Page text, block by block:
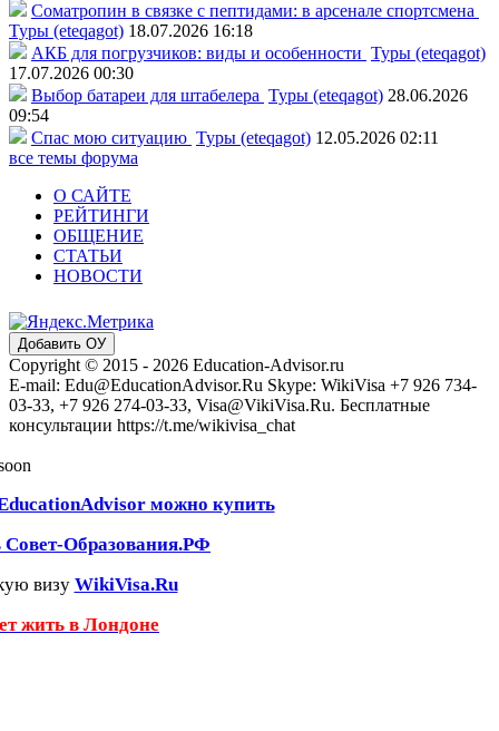
Соматропин в связке с пептидами: в арсенале спортсмена
Туры (eteqagot) 18.07.2026 16:18
АКБ для погрузчиков: виды и особенности Туры (eteqagot)
17.07.2026 00:30
Выбор батареи для штабелера Туры (eteqagot) 28.06.2026
09:54
Спас мою ситуацию Туры (eteqagot) 12.05.2026 02:11
все темы форума
О САЙТЕ
РЕЙТИНГИ
ОБЩЕНИЕ
СТАТЬИ
НОВОСТИ
Добавить ОУ
Copyright © 2015 - 2026 Education-Advisor.ru
E-mail: Edu@EducationAdvisor.Ru Skype: WikiVisa +7 926 734-
03-33, +7 926 274-03-33, Visa@VikiVisa.Ru. Бесплатные
консультации https://t.me/wikivisa_chat
можно купить
Совет-Образования.РФ
визу WikiVisa.Ru
жить в Лондоне